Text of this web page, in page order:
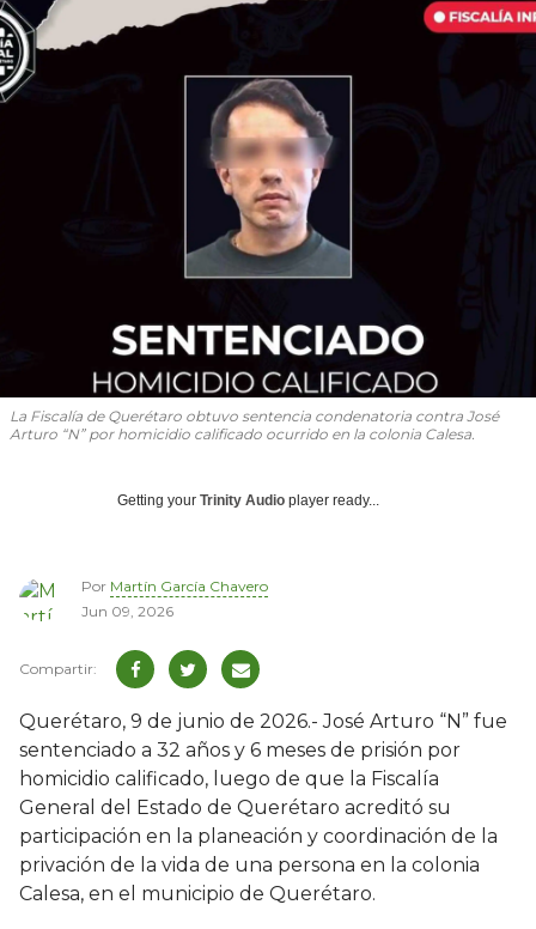
La Fiscalía de Querétaro obtuvo sentencia condenatoria contra José
Arturo “N” por homicidio calificado ocurrido en la colonia Calesa.
Getting your Trinity Audio player ready...
Por Martín García Chavero
Jun 09, 2026
Querétaro, 9 de junio de 2026.- José Arturo “N” fue
sentenciado a 32 años y 6 meses de prisión por
homicidio calificado, luego de que la Fiscalía
General del Estado de Querétaro acreditó su
participación en la planeación y coordinación de la
privación de la vida de una persona en la colonia
Calesa, en el municipio de Querétaro.